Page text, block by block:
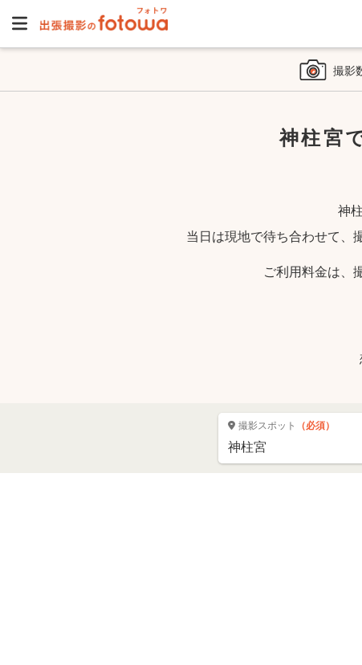
撮影
神柱宮
神
当日は現地で待ち合わせて、
ご利用料金は、
撮影スポット （必須）